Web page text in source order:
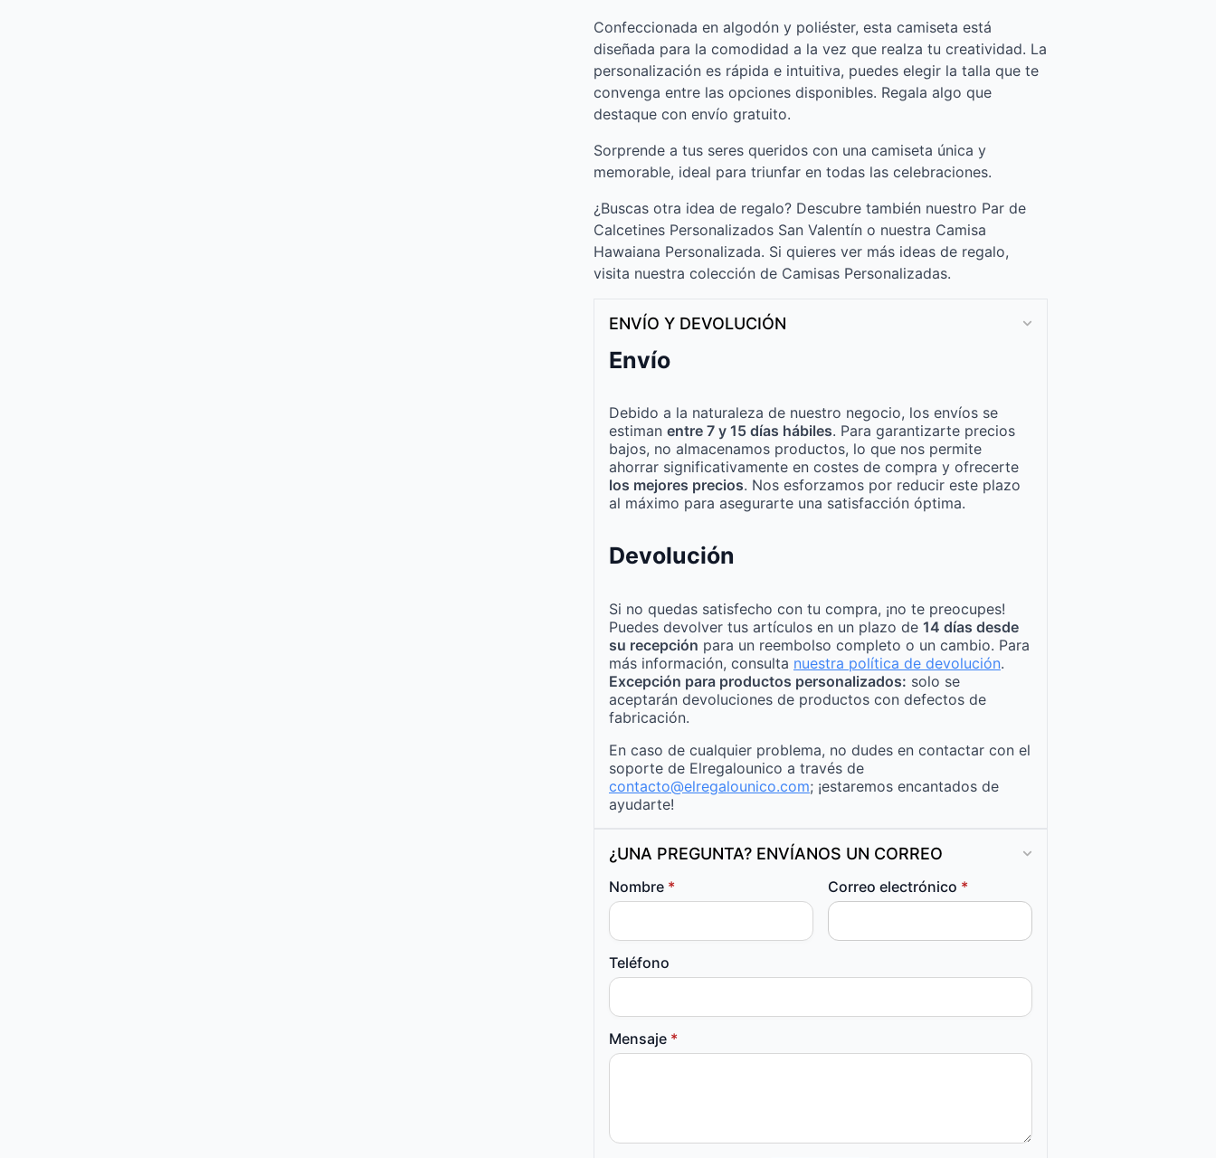
Confeccionada en algodón y poliéster, esta camiseta está
diseñada para la comodidad a la vez que realza tu creatividad. La
personalización es rápida e intuitiva, puedes elegir la talla que te
convenga entre las opciones disponibles. Regala algo que
destaque con envío gratuito.
Sorprende a tus seres queridos con una camiseta única y
memorable, ideal para triunfar en todas las celebraciones.
¿Buscas otra idea de regalo? Descubre también nuestro Par de
Calcetines Personalizados San Valentín o nuestra Camisa
Hawaiana Personalizada. Si quieres ver más ideas de regalo,
visita nuestra colección de Camisas Personalizadas.
ENVÍO Y DEVOLUCIÓN
Envío
Debido a la naturaleza de nuestro negocio, los envíos se
estiman entre 7 y 15 días hábiles. Para garantizarte precios
bajos, no almacenamos productos, lo que nos permite
ahorrar significativamente en costes de compra y ofrecerte
los mejores precios. Nos esforzamos por reducir este plazo
al máximo para asegurarte una satisfacción óptima.
Devolución
Si no quedas satisfecho con tu compra, ¡no te preocupes!
Puedes devolver tus artículos en un plazo de 14 días desde
su recepción para un reembolso completo o un cambio. Para
más información, consulta nuestra política de devolución.
Excepción para productos personalizados: solo se
aceptarán devoluciones de productos con defectos de
fabricación.
En caso de cualquier problema, no dudes en contactar con el
soporte de Elregalounico a través de
contacto@elregalounico.com; ¡estaremos encantados de
ayudarte!
¿UNA PREGUNTA? ENVÍANOS UN CORREO
Nombre * Correo electrónico *
Teléfono
Mensaje *